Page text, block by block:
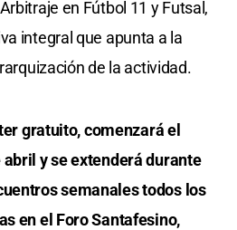
en Fútbol 11 y Futsal,
integral que apunta a la
de la actividad.
gratuito, comenzará el
y se extenderá durante
semanales todos los
en el Foro Santafesino,